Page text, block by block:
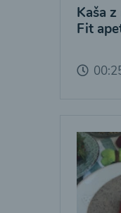
Kaša
Fit